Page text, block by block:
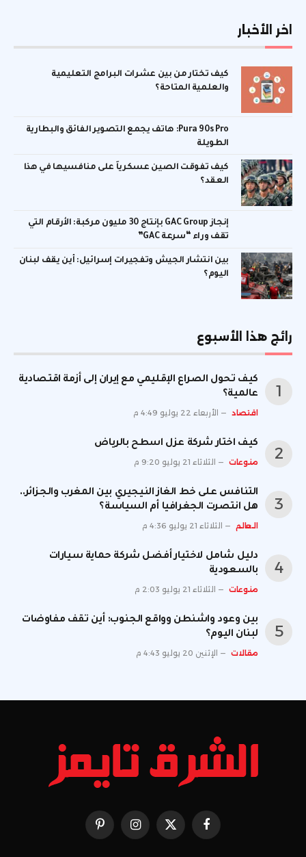
اخر الأخبار
كيف تختار من بين عشرات البرامج التعليمية
والعلمية المتاحة؟
Pura 90s Pro: هاتف يجمع التصوير الفائق والبطارية
الطويلة
كيف تفوقت الصين عسكرياً على منافسيها في هذا
العقد؟
إنجاز GAC Group بإنتاج 30 مليون مركبة: الأرقام التي
تقف وراء “سرعة GAC”
بين انتشار الجيش وتفجيرات إسرائيل: أين يقف لبنان
اليوم؟
رائج هذا الأسبوع
كيف تحول الصراع الإقليمي مع إيران إلى أزمة اقتصادية
عالمية؟
اقتصاد الأربعاء 22 يوليو 4:49 م
كيف اختار شركة عزل اسطح بالرياض
منوعات الثلاثاء 21 يوليو 9:20 م
التنافس على خط الغاز النيجيري بين المغرب والجزائر..
هل انتصرت الجغرافيا أم السياسة؟
العالم الثلاثاء 21 يوليو 4:36 م
دليل شامل لاختيار أفضل شركة حماية سيارات
بالسعودية
منوعات الثلاثاء 21 يوليو 2:03 م
بين وعود واشنطن وواقع الجنوب: أين تقف مفاوضات
لبنان اليوم؟
مقالات الإثنين 20 يوليو 4:43 م
فيسبوك X
(Twitter)
الانستغرامبينتيريست